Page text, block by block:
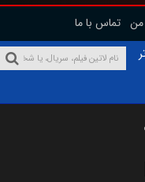
تماس با ما